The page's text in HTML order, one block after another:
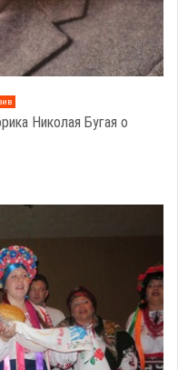
Николая Бугая о